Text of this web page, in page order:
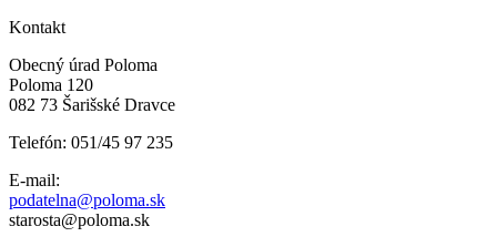
Kontakt
Obecný úrad Poloma
Poloma 120
082 73 Šarišské Dravce
Telefón: 051/45 97 235
E-mail:
podatelna@poloma.sk
starosta@poloma.sk